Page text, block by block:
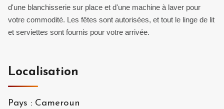
d'une blanchisserie sur place et d'une machine à laver pour
votre commodité. Les fêtes sont autorisées, et tout le linge de lit
et serviettes sont fournis pour votre arrivée.
Localisation
Pays : Cameroun